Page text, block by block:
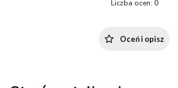
Liczba ocen: 0
Oceń i opisz